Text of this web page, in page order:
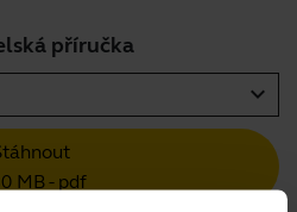
příručka
expand_more
MB - pdf